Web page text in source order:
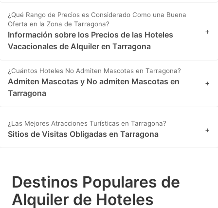
¿Qué Rango de Precios es Considerado Como una Buena
Oferta en la Zona de Tarragona?
Información sobre los Precios de las Hoteles
Vacacionales de Alquiler en Tarragona
+
¿Cuántos Hoteles No Admiten Mascotas en Tarragona?
Admiten Mascotas y No admiten Mascotas en
Tarragona
+
¿Las Mejores Atracciones Turísticas en Tarragona?
Sitios de Visitas Obligadas en Tarragona +
Destinos Populares de
Alquiler de Hoteles